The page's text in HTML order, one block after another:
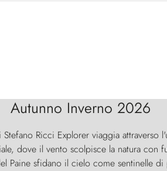
Autunno Inverno 2026
Ricci Explorer viaggia attraverso
dove il vento scolpisce la natura con
Paine sfidano il cielo come sentinelle di